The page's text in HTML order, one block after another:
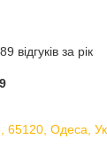
відгуків за рік
65120, Одеса,